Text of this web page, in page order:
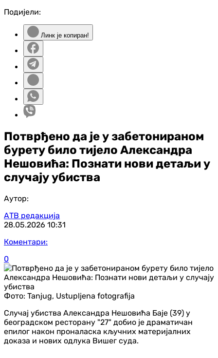
Подијели:
Линк је копиран!
Потврђено да је у забетонираном
бурету било тијело Александра
Нешовића: Познати нови детаљи у
случају убиства
Аутор:
АТВ редакција
28.05.2026 10:31
Коментари:
0
Фото: Tanjug, Ustupljena fotografija
Случај убиства Александра Нешовића Баје (39) у
београдском ресторану "27" добио је драматичан
епилог након проналаска кључних материјалних
доказа и нових одлука Вишег суда.